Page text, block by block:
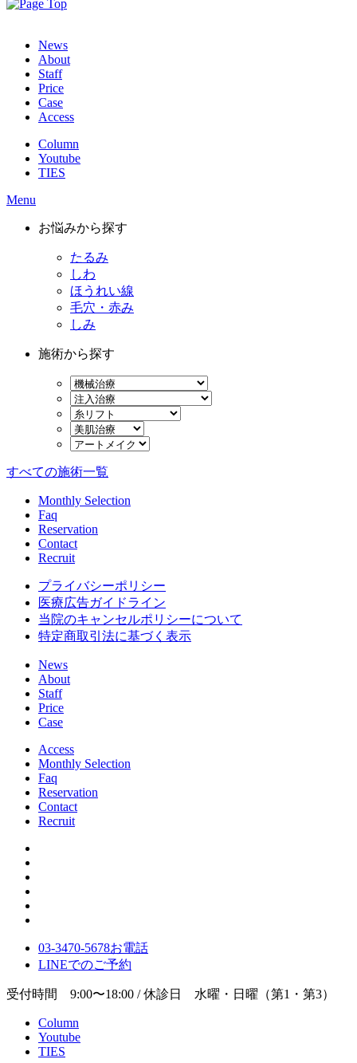
News
About
Staff
Price
Case
Access
Column
Youtube
TIES
Menu
お悩みから探す
たるみ
しわ
ほうれい線
毛穴・赤み
しみ
施術から探す
すべての施術一覧
Monthly Selection
Faq
Reservation
Contact
Recruit
プライバシーポリシー
医療広告ガイドライン
当院のキャンセルポリシーについて
特定商取引法に基づく表示
News
About
Staff
Price
Case
Access
Monthly Selection
Faq
Reservation
Contact
Recruit
03-3470-5678お電話
LINEでのご予約
受付時間 9:00〜18:00 / 休診日 水曜・日曜（第1・第3）
Column
Youtube
TIES